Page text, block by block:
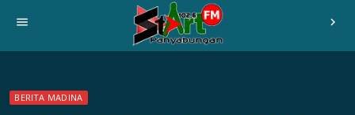
menu chevron_right
BERITA MADINA